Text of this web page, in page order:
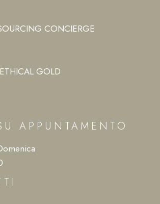
CONCIERGE
GOLD
APPUNTAMENTO